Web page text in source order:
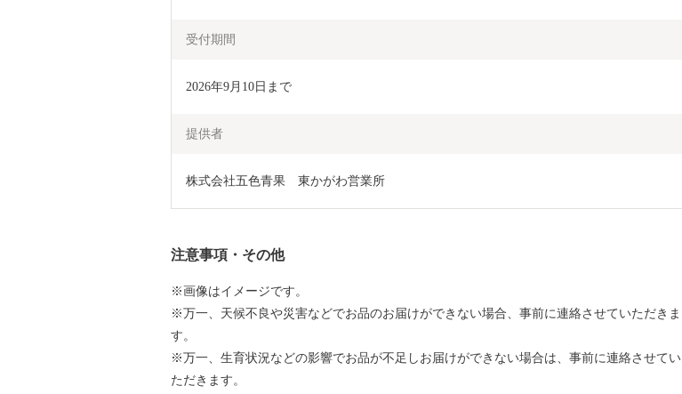
受付期間
2026年9月10日まで
提供者
株式会社五色青果　東かがわ営業所
注意事項・その他
※画像はイメージです。
※万一、天候不良や災害などでお品のお届けができない場合、事前に連絡させていただきま
す。
※万一、生育状況などの影響でお品が不足しお届けができない場合は、事前に連絡させてい
ただきます。